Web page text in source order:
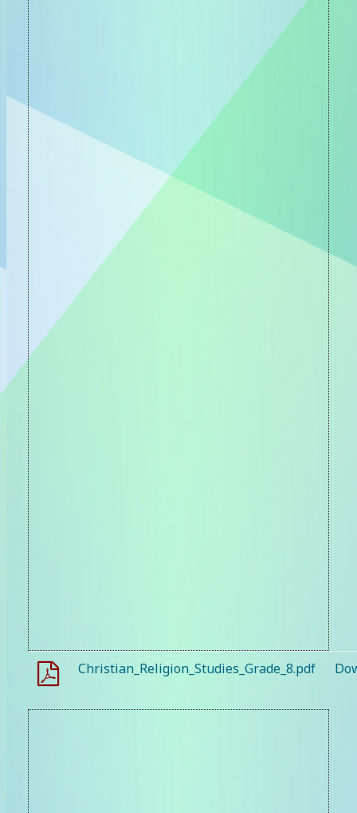
Christian_Religion_Studies_Grade_8.pdf